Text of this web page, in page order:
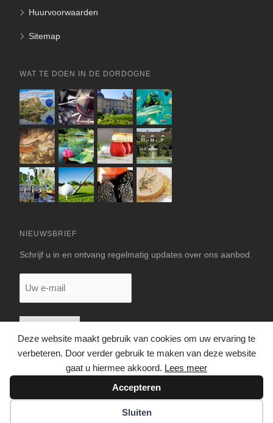
Deze website maakt gebruik van cookies om uw ervaring te
verbeteren. Door verder gebruik te maken van deze website
gaat u hiermee akkoord. Lees meer
Accepteren
Sluiten
Huurvoorwaarden
Sitemap
WAT TE DOEN IN DE DORDOGNE
NIEUWSBRIEF
Schrijf u in en ontvang regelmatig updates over ons aanbod.
e-